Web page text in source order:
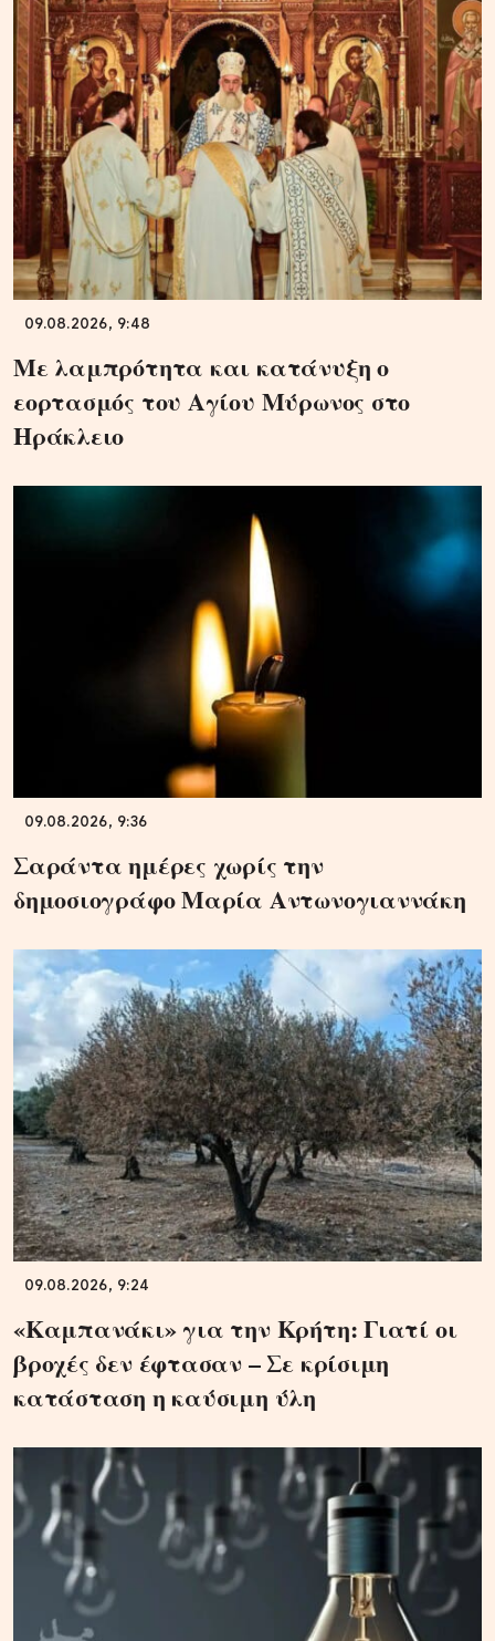
09.08.2026, 9:48
Με λαμπρότητα και κατάνυξη ο
εορτασμός του Αγίου Μύρωνος στο
Ηράκλειο
09.08.2026, 9:36
Σαράντα ημέρες χωρίς την
δημοσιογράφο Μαρία Αντωνογιαννάκη
09.08.2026, 9:24
«Καμπανάκι» για την Κρήτη: Γιατί οι
βροχές δεν έφτασαν – Σε κρίσιμη
κατάσταση η καύσιμη ύλη